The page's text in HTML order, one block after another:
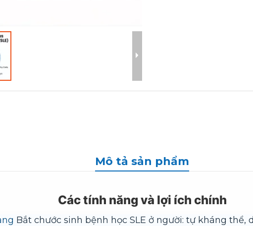
Mô tả sản phẩm
Các tính năng và lợi ích chính
Bắt chước sinh bệnh học SLE ở người: tự kháng